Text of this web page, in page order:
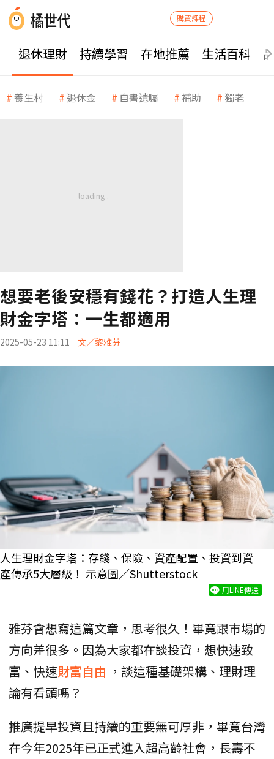
購買課程
退休理財 持續學習 在地推薦 生活百科
養生村 退休金 自書遺囑 補助 獨老
想要老後安穩有錢花？打造人生理
財金字塔：一生都適用
2025-05-23 11:11 文／黎雅芬
人生理財金字塔：存錢、保險、資產配置、投資到資
產傳承5大層級！ 示意圖／Shutterstock
用LINE傳送
雅芬會想寫這篇文章，思考很久！畢竟跟市場的
方向差很多。因為大家都在談投資，想快速致
富、快速財富自由 ，談這種基礎架構、理財理
論有看頭嗎？
推廣提早投資且持續的重要無可厚非，畢竟台灣
在今年2025年已正式進入超高齡社會，長壽不